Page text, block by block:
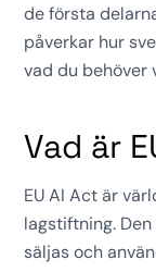
de första
påverkar hur
vad du behöver
Vad är
EU AI Act är
lagstiftning.
säljas och